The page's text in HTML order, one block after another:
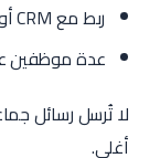
ربط مع CRM أو منصة متجر.
عدة موظفين
لا تُرسل رسائل
أغلى.